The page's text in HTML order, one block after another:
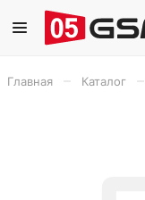
Главная Каталог